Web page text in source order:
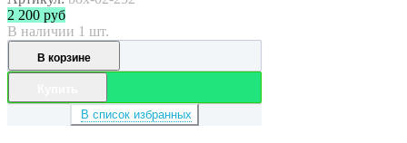
2 200 руб
В наличии 1 шт.
В корзине
В список избранных